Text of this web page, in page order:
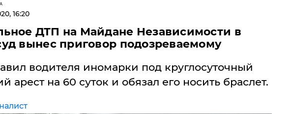
16:20
ДТП на Майдане Независимости в
вынес приговор подозреваемому
водителя иномарки под круглосуточный
арест на 60 суток и обязал его носить браслет.